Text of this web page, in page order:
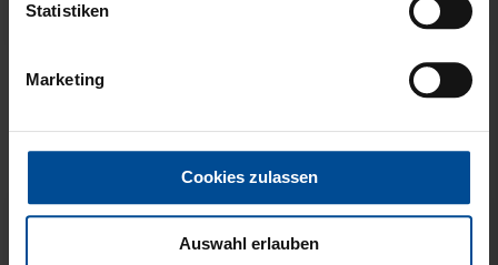
Statistiken
Marketing
Cookies zulassen
Auswahl erlauben
SWEATER KARLSRUHE SWEATER KARLSRUHE